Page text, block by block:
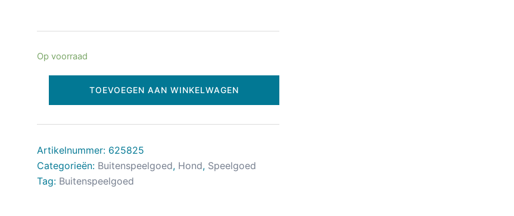
Op voorraad
TOEVOEGEN AAN WINKELWAGEN
Artikelnummer: 625825
Categorieën: Buitenspeelgoed, Hond, Speelgoed
Tag: Buitenspeelgoed